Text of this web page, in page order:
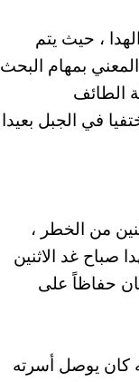
، حيث يتم
بمهام البحث
الطائف
في الجبل بعيدا
من الخطر ،
صباح غد الاثنين
حفاظاً على
كان يوصل أسرته